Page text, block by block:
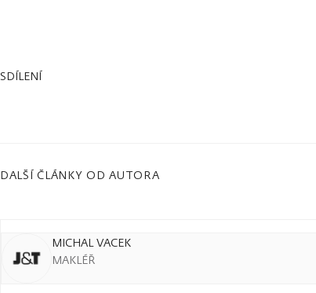
SDÍLENÍ
DALŠÍ ČLÁNKY OD AUTORA
MICHAL VACEK
MAKLÉŘ